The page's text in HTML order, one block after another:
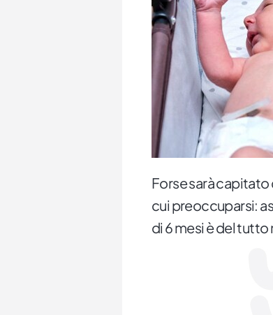
Forse sarà capitato
cui preoccuparsi:
di 6 mesi è del